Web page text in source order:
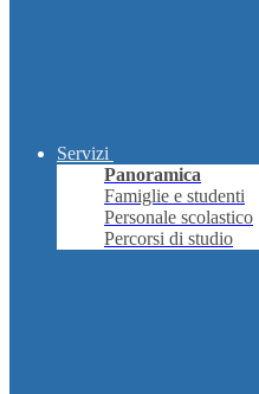
Servizi
Panoramica
Famiglie e studenti
Personale scolastico
Percorsi di studio